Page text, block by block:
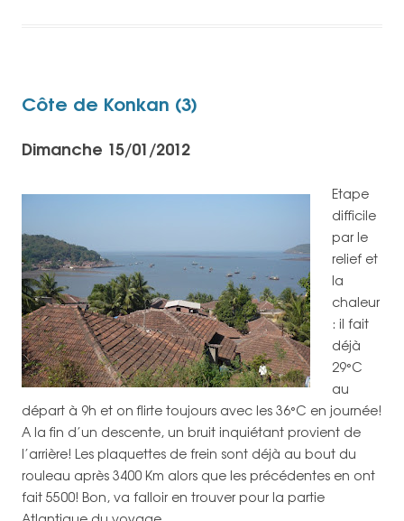
Côte de Konkan (3)
Dimanche 15/01/2012
Etape
difficile
par le
relief et
la
chaleur
: il fait
déjà
29°C
au
départ à 9h et on flirte toujours avec les 36°C en journée!
A la fin d’un descente, un bruit inquiétant provient de
l’arrière! Les plaquettes de frein sont déjà au bout du
rouleau après 3400 Km alors que les précédentes en ont
fait 5500! Bon, va falloir en trouver pour la partie